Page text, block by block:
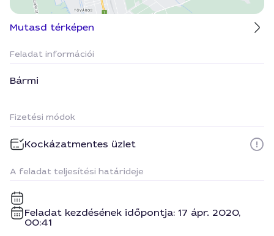
Mutasd térképen
Feladat információi
Bármi
Fizetési módok
Kockázatmentes üzlet
A feladat teljesítési határideje
Feladat kezdésének időpontja: 17 ápr. 2020,
00:41